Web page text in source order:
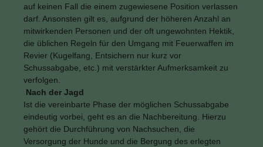
auf keinen Fall die einem zugewiesene Position verlassen
darf. Ansonsten gilt es, aufgrund der höheren Anzahl an
mitwirkenden Personen und der oft ungewohnten Hektik,
die üblichen Regeln für den Umgang mit Feuerwaffen im
Revier (Kugelfang, Entsichern nur kurz vor
Schussabgabe, etc.) mit verstärkter Aufmerksamkeit zu
verfolgen.
Nach der Jagd
Ist die vereinbarte Phase der möglichen Schussabgabe
eindeutig vorbei, geht es an die Nachbereitung. Hierzu
gehört die Durchführung von Nachsuchen, die
Versorgung der Hunde und die Bergung des erlegten